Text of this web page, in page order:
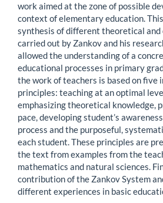
work aimed at the zone of possible
context of elementary education.
synthesis of different theoretical and
carried out by Zankov and his
allowed the understanding of a
educational processes in primary
the work of teachers is based on five
principles: teaching at an optimal
emphasizing theoretical knowledge,
pace, developing student’s
process and the purposeful,
each student. These principles are
the text from examples from the
mathematics and natural sciences.
contribution of the Zankov System
different experiences in basic